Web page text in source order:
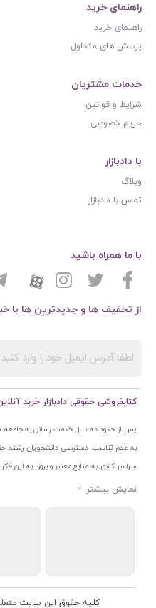
راهنمای خرید
راهنمای خرید
پرسش های متداول
خدمات مشتریان
شرایط و قوانین
حریم خصوصی
با دادبازار
وبلاگ
تماس با دادبازار
از تخفیف ها و جدیدترین ها با
با ما همراه باشید
کتابفروشی حقوقی دادبازار خرید
پس از حدود ده سال خدمت رسانی به جامعه
به عدم تناسب دسترسی دانشجویان رشته
سراسر کشور به منابع معتبر و بروز، به این
ای اختبار خدمتی جدید به جامعه حقوقی ایران
اتحادیه ناشران و کتابفروشان تهران به
معتبری از کتاب های حقوقی را به علاقمندان
کلیه حقوق این سایت